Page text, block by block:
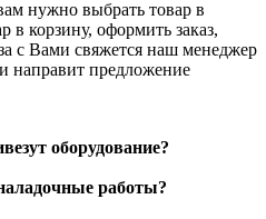
нужно выбрать товар в
в корзину, оформить заказ,
с Вами свяжется наш менеджер
направит предложение
оборудование?
работы?